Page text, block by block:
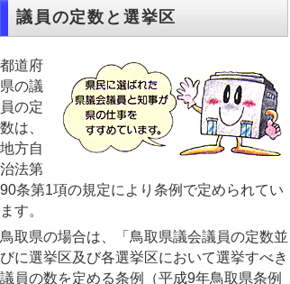
議員の定数と選挙区
都道府
県の議
員の定
数は、
地方自
治法第
90条第1項の規定により条例で定められてい
ます。
鳥取県の場合は、「鳥取県議会議員の定数並
びに選挙区及び各選挙区において選挙すべき
議員の数を定める条例（平成9年鳥取県条例